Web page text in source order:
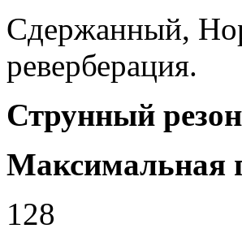
Сдержанный,
реверберация.
Струнный
Максимальная
128